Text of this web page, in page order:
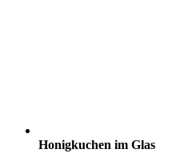
Honigkuchen im Glas